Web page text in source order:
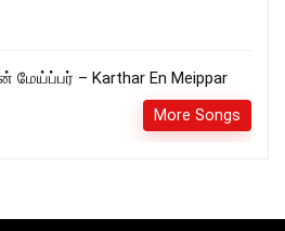
மேய்ப்பர் – Karthar En Meippar
More Songs